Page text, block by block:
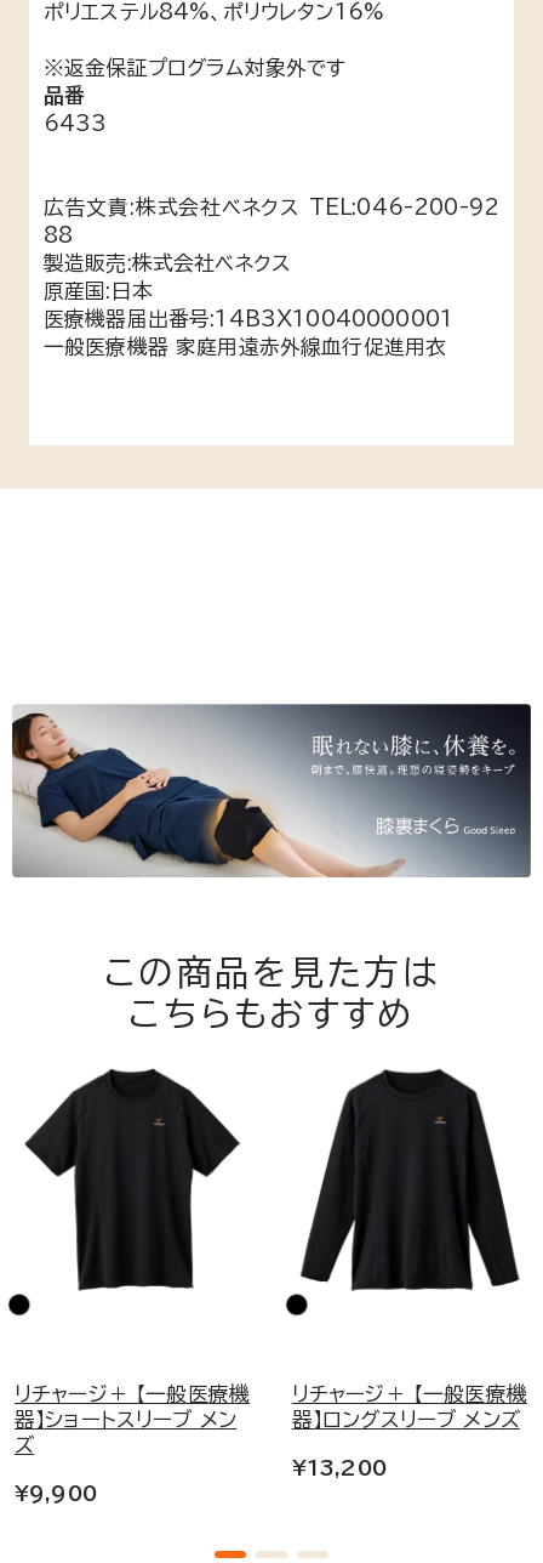
ポリエステル84%、ポリウレタン16%
※返金保証プログラム対象外です
品番
6433
広告文責:株式会社ベネクス TEL:046-200-92
88
製造販売:株式会社ベネクス
原産国:日本
医療機器届出番号:14B3X10040000001
一般医療機器 家庭用遠赤外線血行促進用衣
この商品を見た方は
こちらもおすすめ
リチャージ＋ 【一般医療機
器】ショートスリーブ メン
ズ
¥9,900
リチャージ＋ 【一般医療機
器】ロングスリーブ メンズ
¥13,200